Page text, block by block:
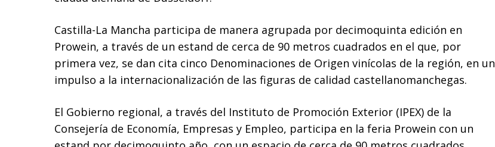
Castilla-La Mancha participa de manera agrupada por decimoquinta edición en
Prowein, a través de un estand de cerca de 90 metros cuadrados en el que, por
primera vez, se dan cita cinco Denominaciones de Origen vinícolas de la región, en un
impulso a la internacionalización de las figuras de calidad castellanomanchegas.
El Gobierno regional, a través del Instituto de Promoción Exterior (IPEX) de la
Consejería de Economía, Empresas y Empleo, participa en la feria Prowein con un